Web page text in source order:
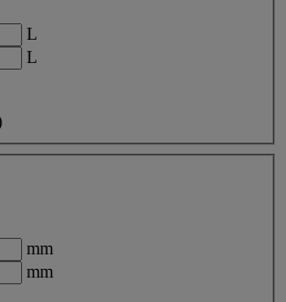
L
L
mm
mm